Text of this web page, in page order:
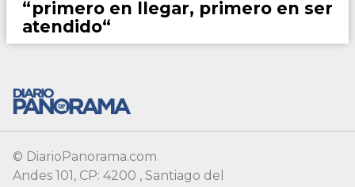
“primero en llegar, primero en ser
atendido“
© DiarioPanorama.com
Andes 101, CP: 4200 , Santiago del